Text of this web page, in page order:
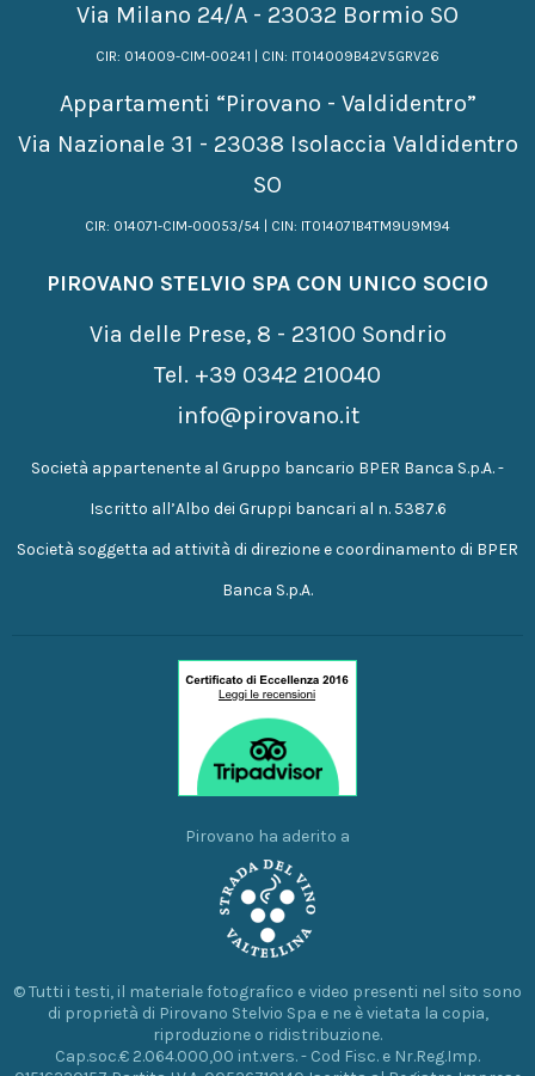
Via Milano 24/A - 23032 Bormio SO
CIR: 014009-CIM-00241 | CIN: IT014009B42V5GRV26
Appartamenti “Pirovano - Valdidentro”
Via Nazionale 31 - 23038 Isolaccia Valdidentro
SO
CIR: 014071-CIM-00053/54 | CIN: IT014071B4TM9U9M94
PIROVANO STELVIO SPA CON UNICO SOCIO
Via delle Prese, 8 - 23100 Sondrio
Tel. +39 0342 210040
info@pirovano.it
Società appartenente al Gruppo bancario BPER Banca S.p.A. -
Iscritto all’Albo dei Gruppi bancari al n. 5387.6
Società soggetta ad attività di direzione e coordinamento di BPER
Banca S.p.A.
Pirovano ha aderito a
© Tutti i testi, il materiale fotografico e video presenti nel sito sono
di proprietà di Pirovano Stelvio Spa e ne è vietata la copia,
riproduzione o ridistribuzione.
Cap.soc.€ 2.064.000,00 int.vers. - Cod Fisc. e Nr.Reg.Imp.